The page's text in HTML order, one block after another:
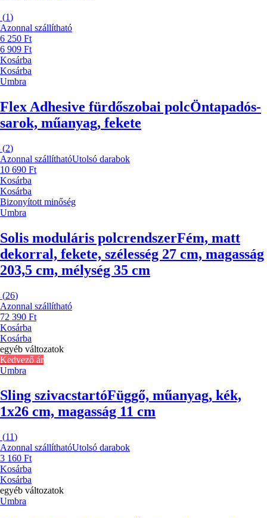
(1)
Azonnal szállítható
6 250 Ft
6 909 Ft
Kosárba
Kosárba
Umbra
Flex Adhesive fürdőszobai polcÖntapadós-
sarok, műanyag, fekete
(2)
Azonnal szállíthatóUtolsó darabok
10 690 Ft
Kosárba
Kosárba
Bizonyított minőség
Umbra
Solis moduláris polcrendszerFém, matt
dekorral, fekete, szélesség 27 cm, magasság
203,5 cm, mélység 35 cm
(26)
Azonnal szállítható
72 390 Ft
Kosárba
Kosárba
egyéb változatok
Kedvező ár
Umbra
Sling szivacstartóFüggő, műanyag, kék,
1x26 cm, magasság 11 cm
(11)
Azonnal szállíthatóUtolsó darabok
3 160 Ft
Kosárba
Kosárba
egyéb változatok
Umbra